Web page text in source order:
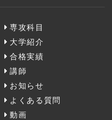
専攻科目
大学紹介
合格実績
講師
お知らせ
よくある質問
動画